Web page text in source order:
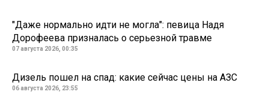
"Даже нормально идти не могла": певица Надя
Дорофеева призналась о серьезной травме
07 августа 2026, 00:35
Дизель пошел на спад: какие сейчас цены на АЗС
06 августа 2026, 23:55